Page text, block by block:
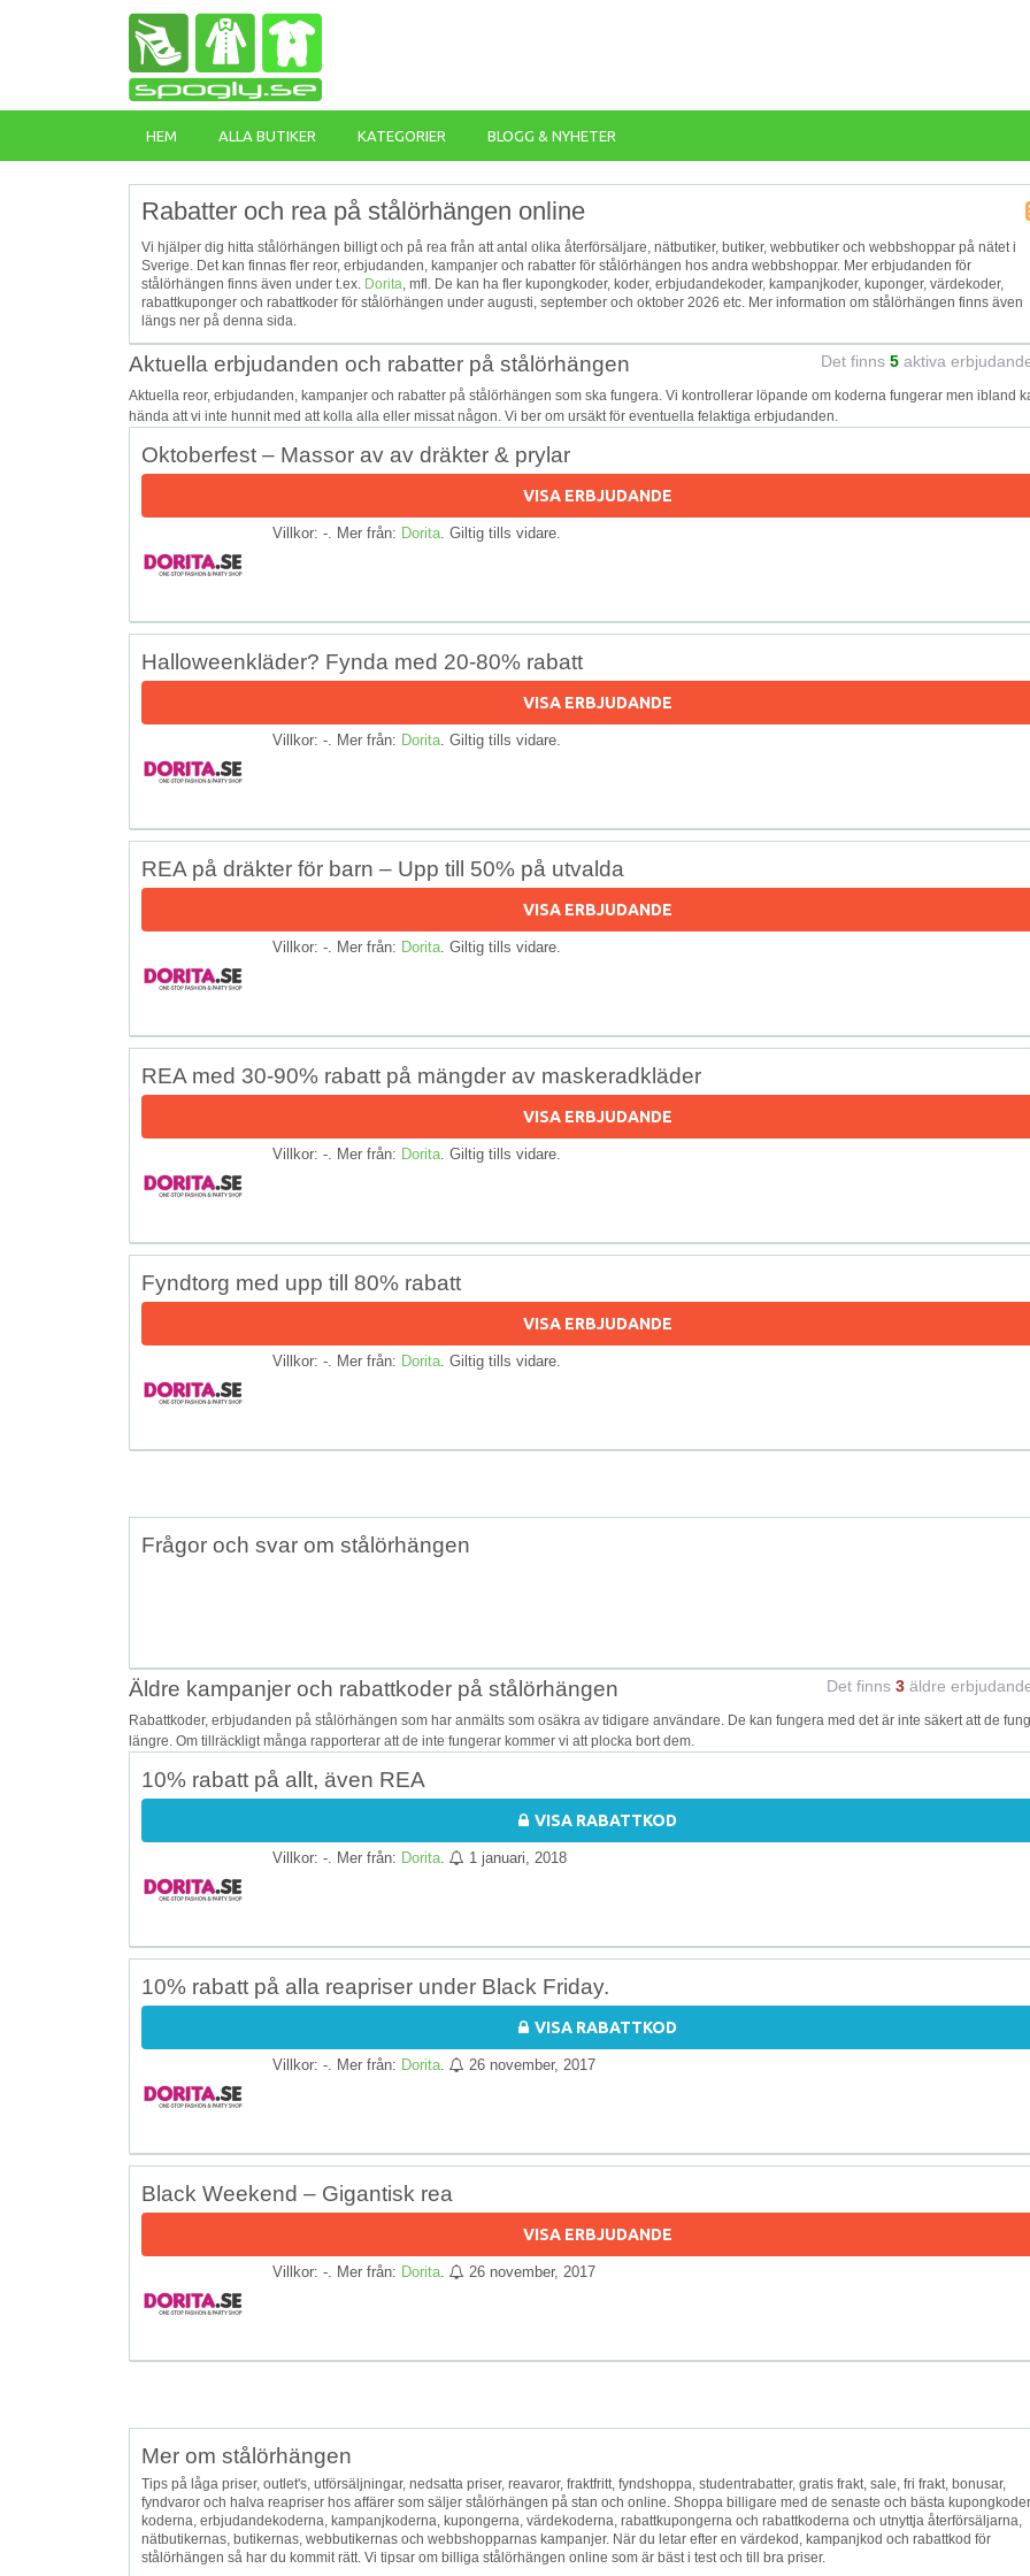
HEM ALLA BUTIKER KATEGORIER BLOGG & NYHETER
Rabatter och rea på stålörhängen online
Vi hjälper dig hitta stålörhängen billigt och på rea från att antal olika återförsäljare, nätbutiker, butiker, webbutiker och webbshoppar på nätet i
Sverige. Det kan finnas fler reor, erbjudanden, kampanjer och rabatter för stålörhängen hos andra webbshoppar. Mer erbjudanden för
stålörhängen finns även under t.ex. Dorita, mfl. De kan ha fler kupongkoder, koder, erbjudandekoder, kampanjkoder, kuponger, värdekoder,
rabattkuponger och rabattkoder för stålörhängen under augusti, september och oktober 2026 etc. Mer information om stålörhängen finns även
längs ner på denna sida.
Aktuella erbjudanden och rabatter på stålörhängen Det finns 5 aktiva
Aktuella reor, erbjudanden, kampanjer och rabatter på stålörhängen som ska fungera. Vi kontrollerar löpande om koderna fungerar men ibland
hända att vi inte hunnit med att kolla alla eller missat någon. Vi ber om ursäkt för eventuella felaktiga erbjudanden.
Oktoberfest – Massor av av dräkter & prylar
VISA ERBJUDANDE
Villkor: -. Mer från: Dorita . Giltig tills vidare.
Halloweenkläder? Fynda med 20-80% rabatt
VISA ERBJUDANDE
Villkor: -. Mer från: Dorita . Giltig tills vidare.
REA på dräkter för barn – Upp till 50% på utvalda
VISA ERBJUDANDE
Villkor: -. Mer från: Dorita . Giltig tills vidare.
REA med 30-90% rabatt på mängder av maskeradkläder
VISA ERBJUDANDE
Villkor: -. Mer från: Dorita . Giltig tills vidare.
Fyndtorg med upp till 80% rabatt
VISA ERBJUDANDE
Villkor: -. Mer från: Dorita . Giltig tills vidare.
Frågor och svar om stålörhängen
Äldre kampanjer och rabattkoder på stålörhängen Det finns 3 äldre
Rabattkoder, erbjudanden på stålörhängen som har anmälts som osäkra av tidigare användare. De kan fungera med det är inte säkert att de
längre. Om tillräckligt många rapporterar att de inte fungerar kommer vi att plocka bort dem.
10% rabatt på allt, även REA
VISA RABATTKOD
Villkor: -. Mer från: Dorita 1 januari, 2018
10% rabatt på alla reapriser under Black Friday.
VISA RABATTKOD
Villkor: -. Mer från: Dorita 26 november, 2017
Black Weekend – Gigantisk rea
VISA ERBJUDANDE
Villkor: -. Mer från: Dorita 26 november, 2017
Mer om stålörhängen
Tips på låga priser, outlet's, utförsäljningar, nedsatta priser, reavaror, fraktfritt, fyndshoppa, studentrabatter, gratis frakt, sale, fri frakt, bonusar,
fyndvaror och halva reapriser hos affärer som säljer stålörhängen på stan och online. Shoppa billigare med de senaste och bästa
koderna, erbjudandekoderna, kampanjkoderna, kupongerna, värdekoderna, rabattkupongerna och rabattkoderna och utnyttja återförsäljarna,
nätbutikernas, butikernas, webbutikernas och webbshopparnas kampanjer. När du letar efter en värdekod, kampanjkod och rabattkod för
stålörhängen så har du kommit rätt. Vi tipsar om billiga stålörhängen online som är bäst i test och till bra priser.